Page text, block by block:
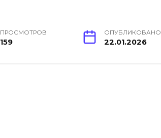
ПРОСМОТРОВ
159
ОПУБЛИКОВАНО
22.01.2026